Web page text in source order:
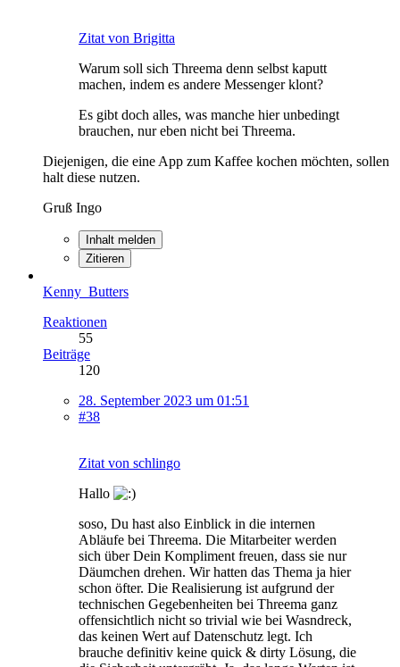
Zitat von Brigitta
Warum soll sich Threema denn selbst kaputt
machen, indem es andere Messenger klont?
Es gibt doch alles, was manche hier unbedingt
brauchen, nur eben nicht bei Threema.
Diejenigen, die eine App zum Kaffee kochen möchten, sollen
halt diese nutzen.
Gruß Ingo
Inhalt melden
Zitieren
Kenny_Butters
Reaktionen
55
Beiträge
120
28. September 2023 um 01:51
#38
Zitat von schlingo
Hallo
soso, Du hast also Einblick in die internen
Abläufe bei Threema. Die Mitarbeiter werden
sich über Dein Kompliment freuen, dass sie nur
Däumchen drehen. Wir hatten das Thema ja hier
schon öfter. Die Realisierung ist aufgrund der
technischen Gegebenheiten bei Threema ganz
offensichtlich nicht so trivial wie bei Wasndreck,
das keinen Wert auf Datenschutz legt. Ich
brauche definitiv keine quick & dirty Lösung, die